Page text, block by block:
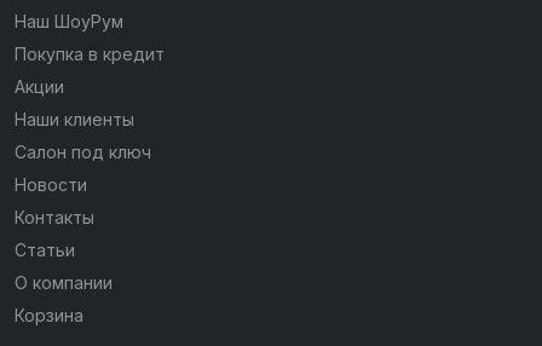
Наш ШоуРум
Покупка в кредит
Акции
Наши клиенты
Салон под ключ
Новости
Контакты
Статьи
О компании
Корзина